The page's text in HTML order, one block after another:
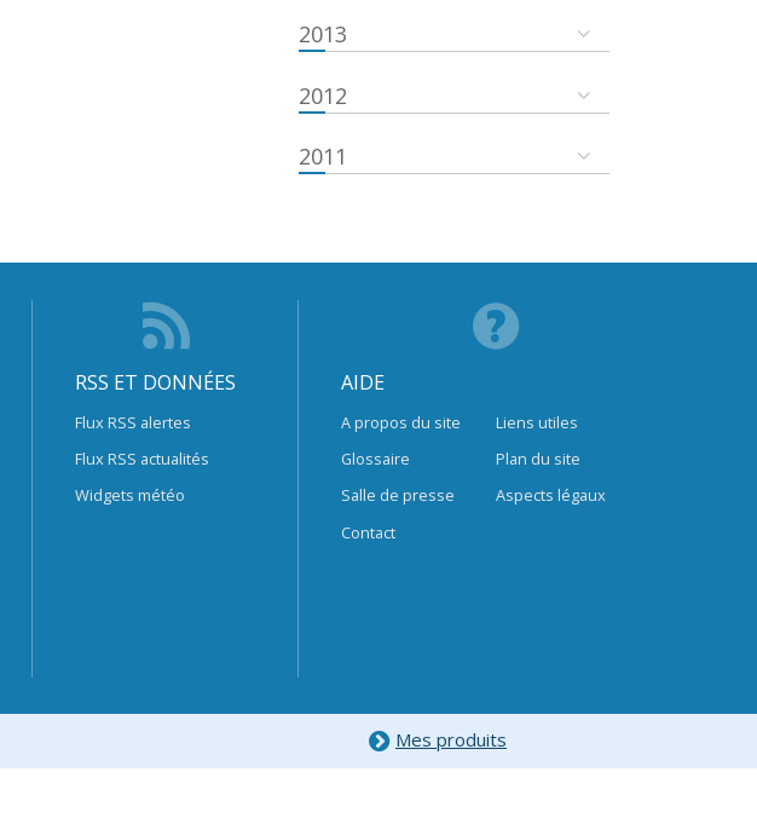
2013
2012
2011
RSS ET DONNÉES
Flux RSS alertes
Flux RSS actualités
Widgets météo
AIDE
A propos du site
Glossaire
Salle de presse
Contact
Liens utiles
Plan du site
Aspects légaux
Mes produits